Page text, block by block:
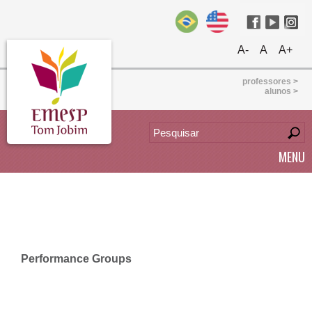
A- A A+
professores >
alunos >
MENU
Performance Groups